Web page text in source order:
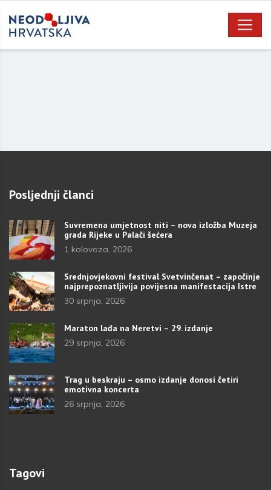
Posljednji članci
Suvremena umjetnost niti – nova izložba Muzeja
grada Rijeke u Palači šećera
1 kolovoza, 2026
Srednjovjekovni festival Svetvinčenat – započinje
najprepoznatljivija povijesna manifestacija Istre
30 srpnja, 2026
Maraton lađa na Neretvi – 29. izdanje
29 srpnja, 2026
Trag u beskraju – osmo izdanje donosi četiri
emotivna koncerta
26 srpnja, 2026
Tagovi